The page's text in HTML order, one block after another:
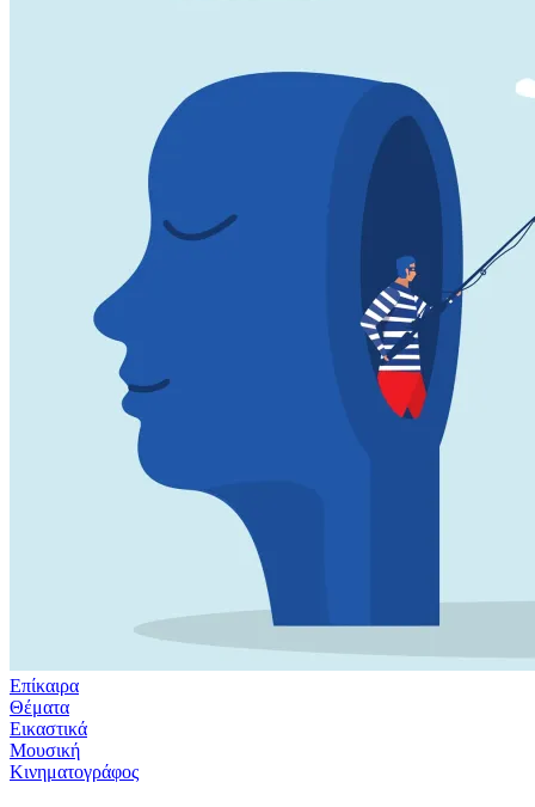
Επίκαιρα
Θέματα
Εικαστικά
Μουσική
Κινηματογράφος